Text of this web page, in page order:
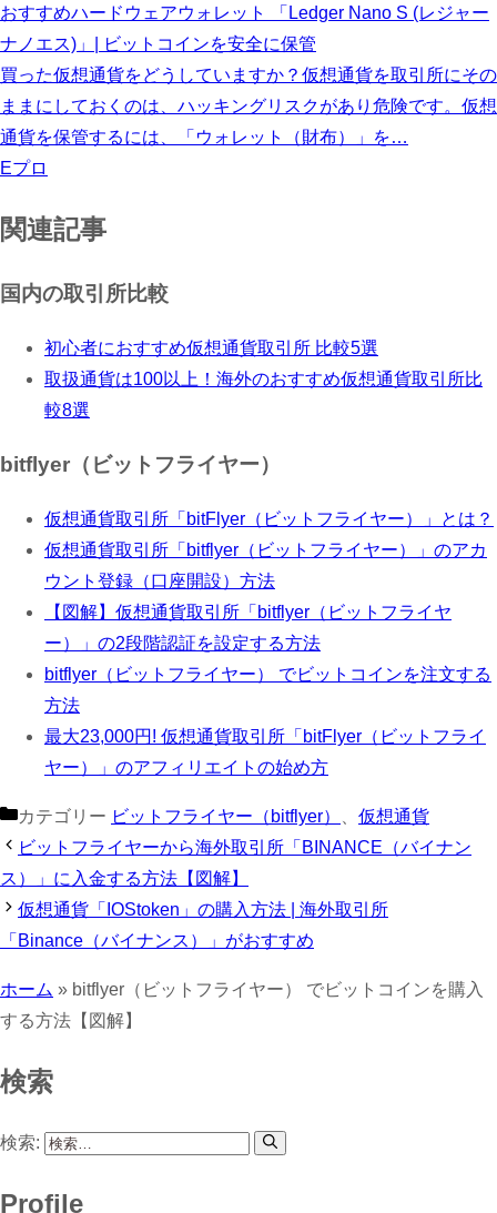
おすすめハードウェアウォレット 「Ledger Nano S (レジャー
ナノエス)」| ビットコインを安全に保管
買った仮想通貨をどうしていますか？仮想通貨を取引所にその
ままにしておくのは、ハッキングリスクがあり危険です。仮想
通貨を保管するには、「ウォレット（財布）」を…
Eプロ
関連記事
国内の取引所比較
初心者におすすめ仮想通貨取引所 比較5選
取扱通貨は100以上！海外のおすすめ仮想通貨取引所比
較8選
bitflyer（ビットフライヤー）
仮想通貨取引所「bitFlyer（ビットフライヤー）」とは？
仮想通貨取引所「bitflyer（ビットフライヤー）」のアカ
ウント登録（口座開設）方法
【図解】仮想通貨取引所「bitflyer（ビットフライヤ
ー）」の2段階認証を設定する方法
bitflyer（ビットフライヤー） でビットコインを注文する
方法
最大23,000円! 仮想通貨取引所「bitFlyer（ビットフライ
ヤー）」のアフィリエイトの始め方
カテゴリー ビットフライヤー（bitflyer）
仮想通貨
ビットフライヤーから海外取引所「BINANCE（バイナン
ス）」に入金する方法【図解】
仮想通貨「IOStoken」の購入方法 | 海外取引所
「Binance（バイナンス）」がおすすめ
ホーム » bitflyer（ビットフライヤー） でビットコインを購入
する方法【図解】
検索
検索:
Profile